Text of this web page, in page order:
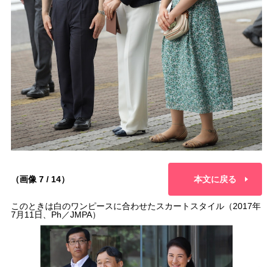
（画像 7 / 14） 本文に戻る
このときは白のワンピースに合わせたスカートスタイル（2017年
7月11日、Ph／JMPA）